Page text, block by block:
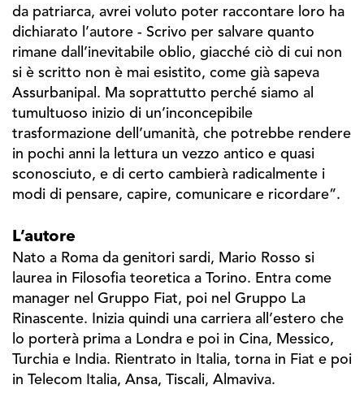
da patriarca, avrei voluto poter raccontare loro ha
dichiarato l’autore - Scrivo per salvare quanto
rimane dall’inevitabile oblio, giacché ciò di cui non
si è scritto non è mai esistito, come già sapeva
Assurbanipal. Ma soprattutto perché siamo al
tumultuoso inizio di un’inconcepibile
trasformazione dell’umanità, che potrebbe rendere
in pochi anni la lettura un vezzo antico e quasi
sconosciuto, e di certo cambierà radicalmente i
modi di pensare, capire, comunicare e ricordare”.
L’autore
Nato a Roma da genitori sardi, Mario Rosso si
laurea in Filosofia teoretica a Torino. Entra come
manager nel Gruppo Fiat, poi nel Gruppo La
Rinascente. Inizia quindi una carriera all’estero che
lo porterà prima a Londra e poi in Cina, Messico,
Turchia e India. Rientrato in Italia, torna in Fiat e poi
in Telecom Italia, Ansa, Tiscali, Almaviva.